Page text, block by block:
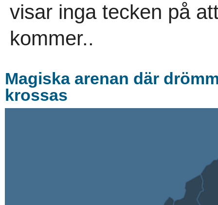
visar inga tecken på
kommer..
Magiska arenan där
krossas